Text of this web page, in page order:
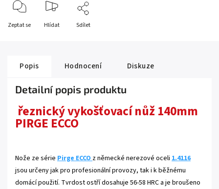
Zeptat se Hlídat Sdílet
Popis Hodnocení Diskuze
Detailní popis produktu
řeznický vykošťovací nůž 140mm
PIRGE ECCO
Nože ze série Pirge ECCO z německé nerezové oceli 1.4116
jsou určeny jak pro profesionální provozy, tak i k běžnému
domácí použití. Tvrdost ostří dosahuje 56-58 HRC a je broušeno